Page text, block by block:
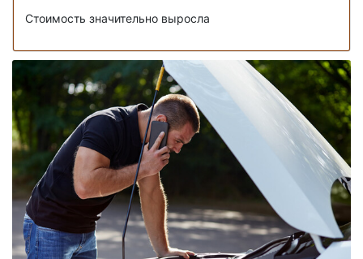
Стоимость значительно выросла